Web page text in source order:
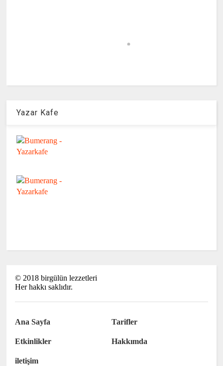
Yazar Kafe
© 2018 birgülün lezzetleri
Her hakkı saklıdır.
Ana Sayfa Tarifler
Etkinlikler Hakkımda
iletişim